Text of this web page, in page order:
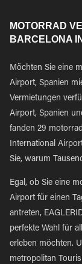
MOTORRAD
BARCELONA
Möchten Sie eine
Airport, Spanien
Vermietungen
Airport, Spanien
fanden 29
International
Sie, warum
Egal, ob Sie eine
Airport für einen
antreten,
perfekte Wahl für
erleben möchten.
metropolitan